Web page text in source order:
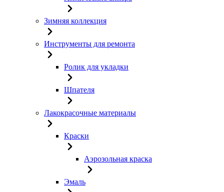
Зимняя коллекция
Инструменты для ремонта
Ролик для укладки
Шпателя
Лакокрасочные материалы
Краски
Аэрозольная краска
Эмаль